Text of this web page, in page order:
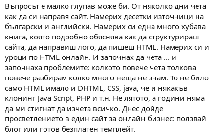
т
а
Въпросът е малко глупав може би. От няколко дни чета
как да си направя сайт. Намерих десетки източници на
български и английски. Намерих си една много хубава
книга, която подробно обяснява как да структурираш
сайта, да направиш лого, да пишеш HTML. Намерих си и
уроци по HTML онлайн. И започнах да чета ... и
започнаха проблемите: колкото повече чета толкова
повече разбирам колко много неща не знам. То не било
само HTML имало и DHTML, CSS, java, че и някакъв
клонинг Java Script, PHP и т.н. Не лятото, а години няма
да ми стигнат да изчета всичко. Днес дойде
просветлението в един сайт за онлайн бизнес: ползвай
блог или готов безплатен темплейт.